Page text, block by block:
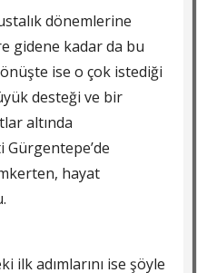
dönemlerine
gidene kadar da bu
ise o çok istediği
desteği ve bir
altında
Gürgentepe’de
hayat
ilk adımlarını ise şöyle